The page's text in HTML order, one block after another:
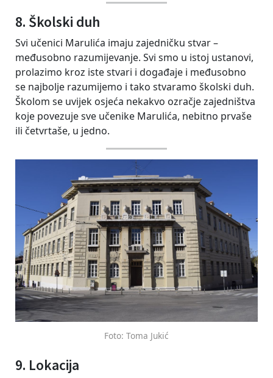
8. Školski duh
Svi učenici Marulića imaju zajedničku stvar –
međusobno razumijevanje. Svi smo u istoj ustanovi,
prolazimo kroz iste stvari i događaje i međusobno
se najbolje razumijemo i tako stvaramo školski duh.
Školom se uvijek osjeća nekakvo ozračje zajedništva
koje povezuje sve učenike Marulića, nebitno prvaše
ili četvrtaše, u jedno.
Foto: Toma Jukić
9. Lokacija